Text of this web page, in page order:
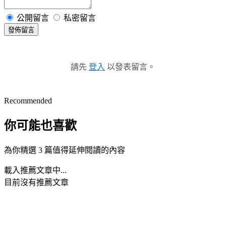
公開留言 私密留言
發佈留言
請先 登入 以發表留言。
Recommended
你可能也喜歡
為你精選 3 篇值得延伸閱讀的內容
載入推薦文章中...
目前沒有推薦文章